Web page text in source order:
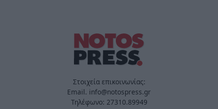
Στοιχεία επικοινωνίας:
Email. info@notospress.gr
Τηλέφωνο: 27310.89949